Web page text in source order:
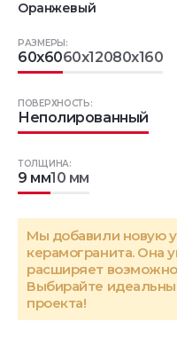
Оранжевый
РАЗМЕРЫ:
60x6060x12080x160
ТОЛЩИНА:
9 мм10 мм
ПОВЕРХНОСТЬ:
Неполированный
Мы добавили новую
керамогранита. Она
расширяет
Выбирайте
проекта!